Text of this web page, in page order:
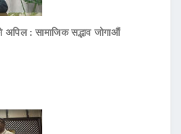
अपिल : सामाजिक सद्भाव जोगाऔं